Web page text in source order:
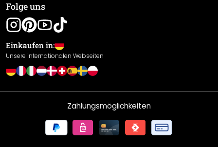
Gewährleistung
Leistungserklärung / CE-Zeichen
Cookie Einstellungen
Folge uns
Einkaufen in:
Unsere internationalen Webseiten
Zahlungsmöglichkeiten